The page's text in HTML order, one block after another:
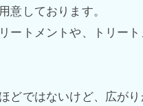
意しております。
ートメントや、トリート
どではないけど、広がり